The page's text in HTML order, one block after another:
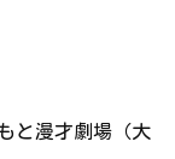
と漫才劇場（大